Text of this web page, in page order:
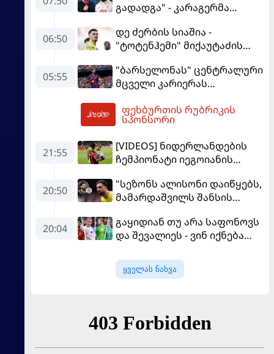
გადადგა" - კარაგერმა
06:50
დე ძერბის სიაშია -
"ტოტენჰემი" მიქაუტაძის
05:55
"ბარსელონას" ცენტრალური
მცველი კარიერას
გააგრძელებს
ფეხბურთის რუბრიკის
სპონსორი
21:55
[VIDEOS] ნიდერლანდების
ჩემპიონატი იეგოიანის
MVP გახდა
20:50
"სეზონს ალისონი დაიწყებს,
მამარდაშვილს შანსის
მოთმინება სჭირდება,
რომელსაც 100%-ით
"ლივერპულის" ყოფილმა
მეკარემ
20:04
გაყიდიან თუ არა საფონოვს
და შევალიეს - ვინ იქნება
ყველას ნახვა